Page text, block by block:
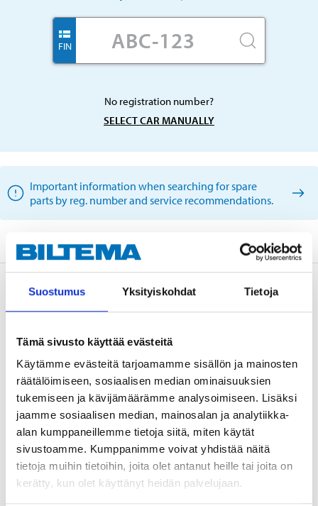
Suostumus Yksityiskohdat Tietoja
Tämä sivusto käyttää evästeitä
Käytämme evästeitä tarjoamamme sisällön ja mainosten
räätälöimiseen, sosiaalisen median ominaisuuksien
tukemiseen ja kävijämäärämme analysoimiseen. Lisäksi
jaamme sosiaalisen median, mainosalan ja analytiikka-
alan kumppaneillemme tietoja siitä, miten käytät
sivustoamme. Kumppanimme voivat yhdistää näitä
tietoja muihin tietoihin, joita olet antanut heille tai joita on
kerätty, kun olet käyttänyt heidän palvelujaan.
FIN
No registration number?
SELECT CAR MANUALLY
Important information when searching for spare
parts by reg. number and service recommendations.
Description
Technical specifications
Brake disc
Ventilated from the inside
Diameter
275 mm
Thickness
25 mm
Min. thickness
23 mm
Height
49,2 mm